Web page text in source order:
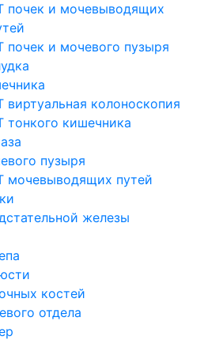
почек и мочевыводящих
почек и мочевого пузыря
виртуальная колоноскопия
тонкого кишечника
пузыря
мочевыводящих путей
железы
костей
отдела